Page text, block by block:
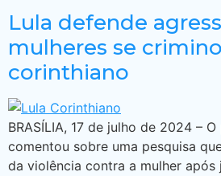
Lula defende
mulheres se
corinthiano
BRASÍLIA, 17 de julho de 2024 –
comentou sobre uma pesquisa
da violência contra a mulher